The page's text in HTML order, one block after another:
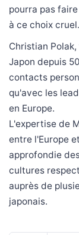
pourra pas
à ce choix cruel.
Christian
Japon depuis
contacts
qu'avec les
en Europe.
L'expertise de
entre l'Europe
approfondie
cultures
auprès de
japonais.